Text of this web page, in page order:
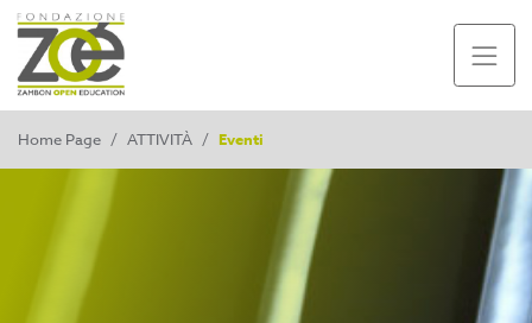
Home Page / ATTIVITÀ / Eventi